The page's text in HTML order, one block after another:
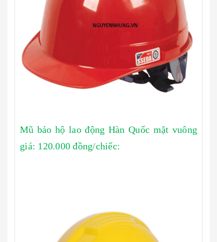
Mũ bảo hộ lao động Hàn Quốc mặt vuông
giá: 120.000 đồng/chiếc: